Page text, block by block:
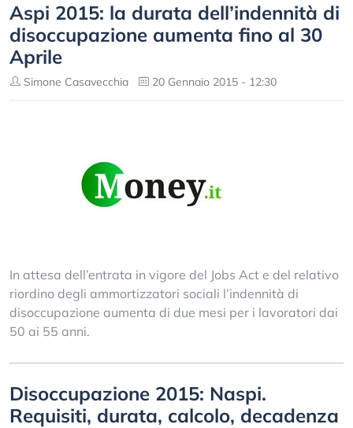
Aspi 2015: la durata dell’indennità di
disoccupazione aumenta fino al 30
Aprile
Simone Casavecchia 20 Gennaio 2015 - 12:30
In attesa dell’entrata in vigore del Jobs Act e del relativo
riordino degli ammortizzatori sociali l’indennità di
disoccupazione aumenta di due mesi per i lavoratori dai
50 ai 55 anni.
Disoccupazione 2015: Naspi.
Requisiti, durata, calcolo, decadenza